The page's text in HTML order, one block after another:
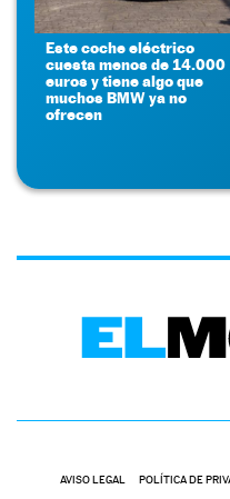
Este coche eléctrico
cuesta menos de 14.000
euros y tiene algo que
muchos BMW ya no
ofrecen
AVISO LEGAL POLÍTICA DE